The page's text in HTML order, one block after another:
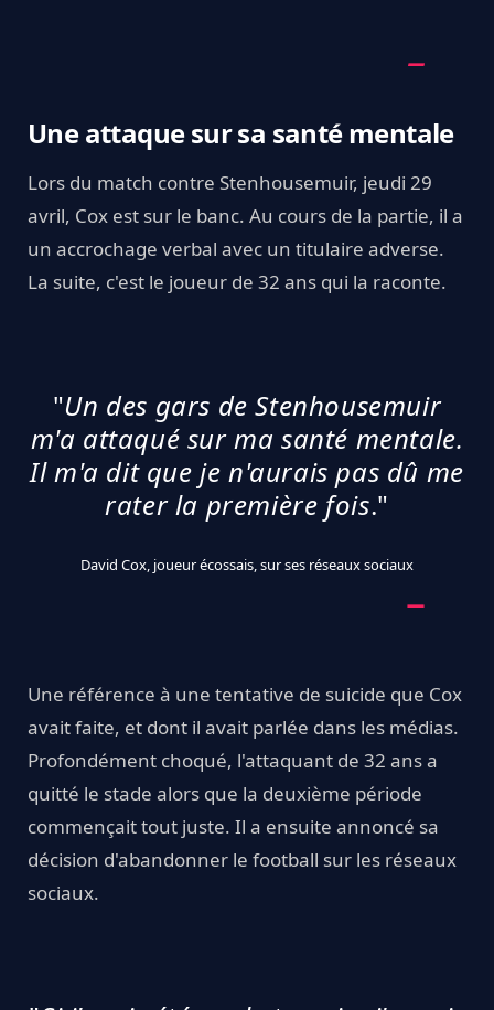
Une attaque sur sa santé mentale
Lors du match contre Stenhousemuir, jeudi 29
avril, Cox est sur le banc. Au cours de la partie, il a
un accrochage verbal avec un titulaire adverse.
La suite, c'est le joueur de 32 ans qui la raconte.
"Un des gars de Stenhousemuir
m'a attaqué sur ma santé mentale.
Il m'a dit que je n'aurais pas dû me
rater la première fois."
David Cox, joueur écossais, sur ses réseaux sociaux
Une référence à une tentative de suicide que Cox
avait faite, et dont il avait parlée dans les médias.
Profondément choqué, l'attaquant de 32 ans a
quitté le stade alors que la deuxième période
commençait tout juste. Il a ensuite annoncé sa
décision d'abandonner le football sur les réseaux
sociaux.